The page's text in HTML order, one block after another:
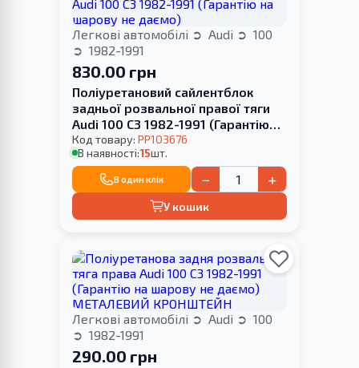
Легкові автомобілі Audi
100
1982-1991
830.00 грн
Поліуретановий сайлентблок
задньої розвальної правої тяги
Audi 100 С3 1982-1991 (Гарантію
на шарову не даємо)
Код товару: PP103676
В наявності:15шт.
В один клік − +
У кошик
Легкові автомобілі Audi
100
1982-1991
290.00 грн